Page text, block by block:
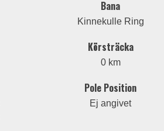
Bana
Kinnekulle Ring
Körsträcka
0 km
Pole Position
Ej angivet